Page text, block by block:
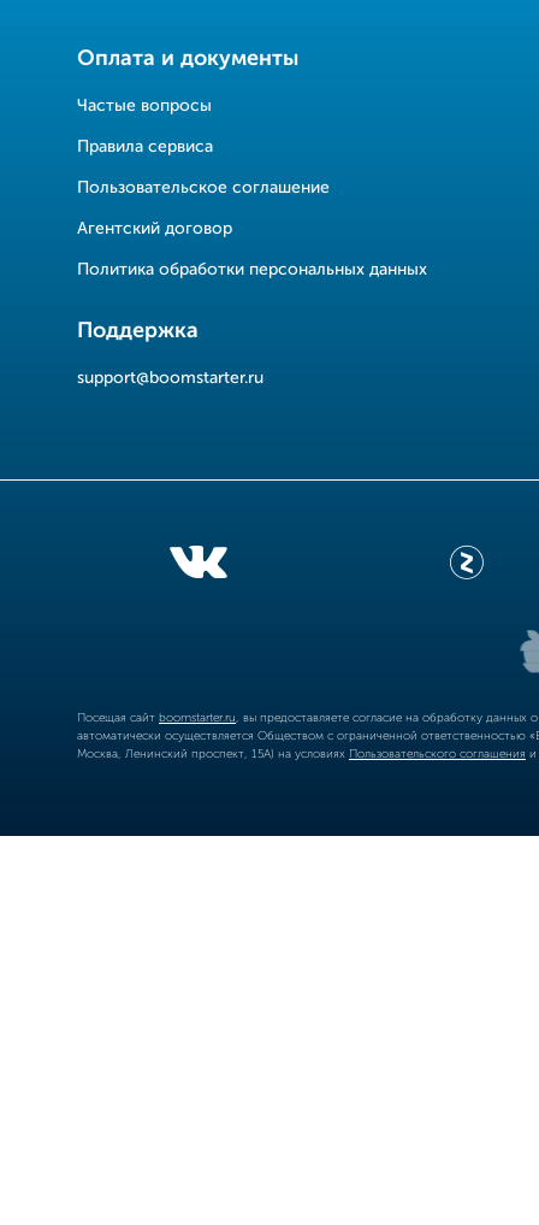
Оплата и документы
Частые вопросы
Правила сервиса
Пользовательское соглашение
Агентский договор
Политика обработки персональных данных
Поддержка
support@boomstarter.ru
Посещая сайт boomstarter.ru , вы предоставляете согласие на обработку
автоматически осуществляется Обществом с ограниченной
Москва, Ленинский проспект, 15А) на условиях Пользовательского соглашения и